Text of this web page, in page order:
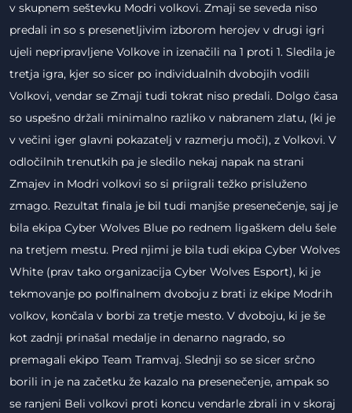
v skupnem seštevku Modri volkovi. Zmaji se seveda niso
predali in so s presenetljivim izborom herojev v drugi igri
ujeli nepripravljene Volkove in izenačili na 1 proti 1. Sledila je
tretja igra, kjer so sicer po individualnih dvobojih vodili
Volkovi, vendar se Zmaji tudi tokrat niso predali. Dolgo časa
so uspešno držali minimalno razliko v nabranem zlatu, (ki je
v večini iger glavni pokazatelj v razmerju moči), z Volkovi. V
odločilnih trenutkih pa je sledilo nekaj napak na strani
Zmajev in Modri volkovi so si priigrali težko prisluženo
zmago. Rezultat finala je bil tudi manjše presenečenje, saj je
bila ekipa Cyber Wolves Blue po rednem ligaškem delu šele
na tretjem mestu. Pred njimi je bila tudi ekipa Cyber Wolves
White (prav tako organizacija Cyber Wolves Esport), ki je
tekmovanje po polfinalnem dvoboju z brati iz ekipe Modrih
volkov, končala v borbi za tretje mesto. V dvoboju, ki je še
kot zadnji prinašal medalje in denarno nagrado, so
premagali ekipo Team Tramvaj. Slednji so se sicer srčno
borili in je na začetku že kazalo na presenečenje, ampak so
se ranjeni Beli volkovi proti koncu vendarle zbrali in v skoraj